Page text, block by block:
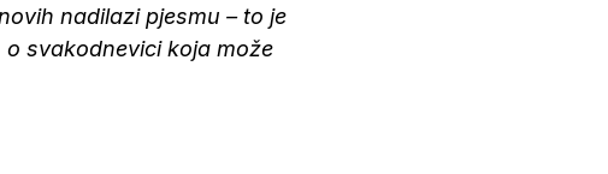
nadilazi pjesmu – to je
svakodnevici koja može